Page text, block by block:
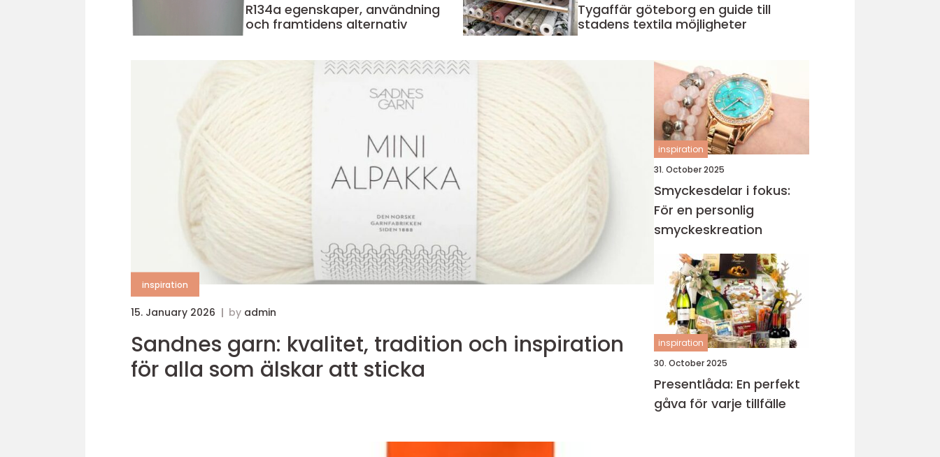
R134a egenskaper, användning
och framtidens alternativ
Tygaffär göteborg en guide till
stadens textila möjligheter
inspiration
15. January 2026 by admin
Sandnes garn: kvalitet, tradition och inspiration
för alla som älskar att sticka
inspiration
31. October 2025
Smyckesdelar i fokus:
För en personlig
smyckeskreation
inspiration
30. October 2025
Presentlåda: En perfekt
gåva för varje tillfälle